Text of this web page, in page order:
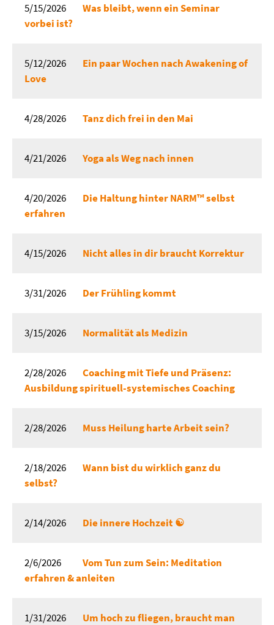
5/15/2026
Was bleibt, wenn ein Seminar
vorbei ist?
5/12/2026
Ein paar Wochen nach Awakening of
Love
4/28/2026 Tanz dich frei in den Mai
4/21/2026 Yoga als Weg nach innen
4/20/2026
Die Haltung hinter NARM™ selbst
erfahren
4/15/2026 Nicht alles in dir braucht Korrektur
3/31/2026 Der Frühling kommt
3/15/2026 Normalität als Medizin
2/28/2026
Coaching mit Tiefe und Präsenz:
Ausbildung spirituell-systemisches Coaching
2/28/2026 Muss Heilung harte Arbeit sein?
2/18/2026
Wann bist du wirklich ganz du
selbst?
2/14/2026 Die innere Hochzeit ☯️
2/6/2026
Vom Tun zum Sein: Meditation
erfahren & anleiten
1/31/2026
Um hoch zu fliegen, braucht man